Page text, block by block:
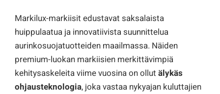
Markilux-markiisit edustavat saksalaista
huippulaatua ja innovatiivista suunnittelua
aurinkosuojatuotteiden maailmassa. Näiden
premium-luokan markiisien merkittävimpiä
kehitysaskeleita viime vuosina on ollut älykäs
ohjausteknologia, joka vastaa nykyajan kuluttajien